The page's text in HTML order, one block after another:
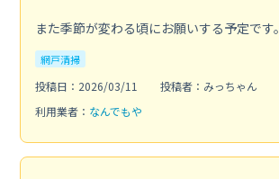
また季節が変わる頃にお願いする予定です。
網戸清掃
投稿日：2026/03/11
投稿者：みっちゃん
利用業者： なんでもや